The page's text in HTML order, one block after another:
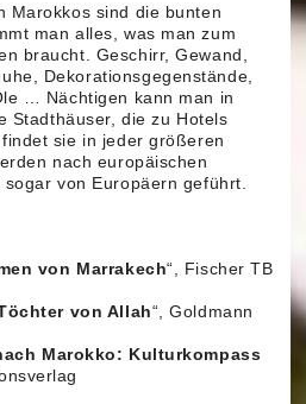
Marokkos sind die bunten
man alles, was man zum
braucht. Geschirr, Gewand,
Dekorationsgegenstände,
… Nächtigen kann man in
Stadthäuser, die zu Hotels
sie in jeder größeren
nach europäischen
von Europäern geführt.
von Marrakech“, Fischer TB
von Allah“, Goldmann
Marokko: Kulturkompass